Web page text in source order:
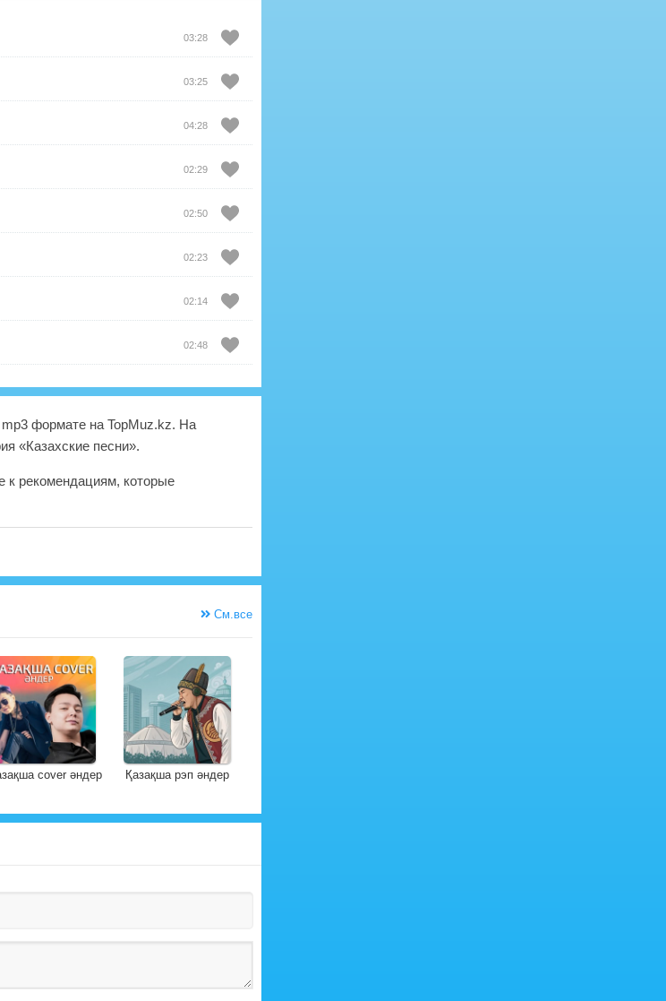
03:28
03:25
04:28
02:29
02:50
02:23
02:14
02:48
формате на TopMuz.kz. На
«Казахские песни».
к рекомендациям, которые
См.все
cover әндер Қазақша рэп әндер